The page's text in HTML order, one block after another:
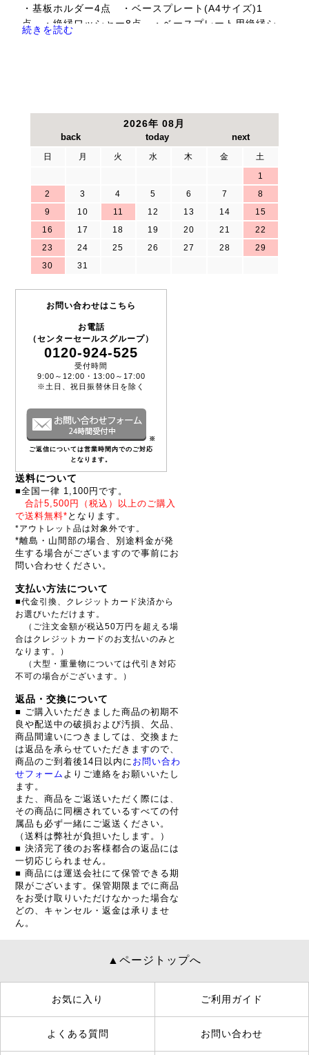
・基板ホルダー4点 ・ベースプレート(A4サイズ)1
点 ・絶縁ワッシャー8点 ・ベースプレート用絶縁シ
ート（A4サイズ）x1 ・マイクロファイバークロス1
主な仕様
DMM用SQ10プローブ 【帯域】10MHz 【減衰比】1:1
詳細はヤマト科学WEBサイトをご覧ください。
続きを読む
2026年 08月
日 月 火 水 木 金
土
1
2
3 4 5 6 7
8
9
10 11 12 13 14
15
16
17 18 19 20 21
22
23
24 25 26 27 28
29
30
31
お問い合わせはこちら
お電話
（センターセールスグループ）
0120-924-525
受付時間
9:00～12:00・13:00～17:00
※土日、祝日振替休日を除く
※
ご返信については営業時間内でのご対応
となります。
送料について
■全国一律 1,100円です。
合計5,500円（税込）以上のご購入
で送料無料* となります。
*アウトレット品は対象外です。
*離島・山間部の場合、別途料金が発
生する場合がございますので事前にお
問い合わせください。
支払い方法について
■代金引換、クレジットカード決済から
お選びいただけます。
（ご注文金額が税込50万円を超える場
合はクレジットカードのお支払いのみと
なります。）
（大型・重量物については代引き対応
不可の場合がございます。）
返品・交換について
■ ご購入いただきました商品の初期不
良や配送中の破損および汚損、欠品、
商品間違いにつきましては、交換また
は返品を承らせていただきますので、
商品のご到着後14日以内に お問い合わ
せフォーム よりご連絡をお願いいたし
ます。
また、商品をご返送いただく際には、
その商品に同梱されているすべての付
属品も必ず一緒にご返送ください。
（送料は弊社が負担いたします。）
■ 決済完了後のお客様都合の返品には
一切応じられません。
■ 商品には運送会社にて保管できる期
限がございます。保管期限までに商品
をお受け取りいただけなかった場合な
どの、キャンセル・返金は承りませ
ん。
▲ページトップへ
お気に入り ご利用ガイド
よくある質問 お問い合わせ